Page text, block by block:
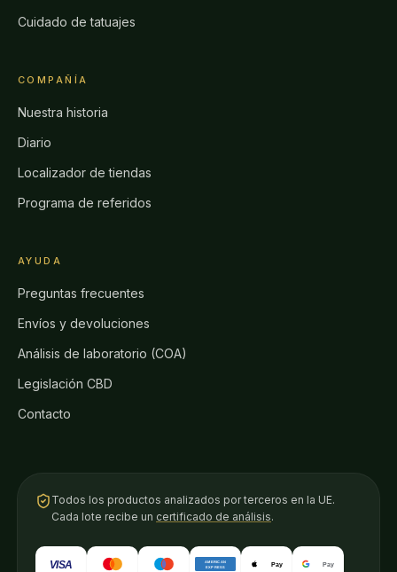
Cuidado de tatuajes
COMPAÑÍA
Nuestra historia
Diario
Localizador de tiendas
Programa de referidos
AYUDA
Preguntas frecuentes
Envíos y devoluciones
Análisis de laboratorio (COA)
Legislación CBD
Contacto
Todos los productos analizados por terceros en la UE.
Cada lote recibe un certificado de análisis.
VISA AMERICAN
EXPRESS Pay Pay